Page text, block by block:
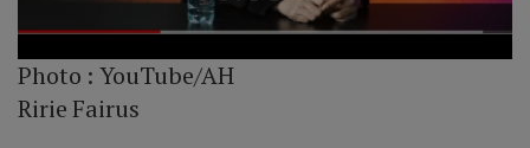
Photo :YouTube/AH
Ririe Fairus